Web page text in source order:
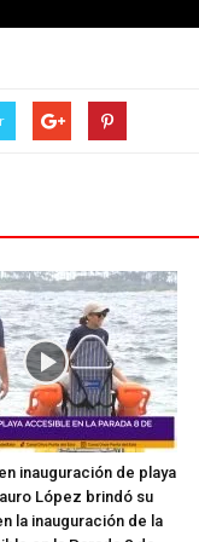
inauguración de playa
López brindó su
la inauguración de la